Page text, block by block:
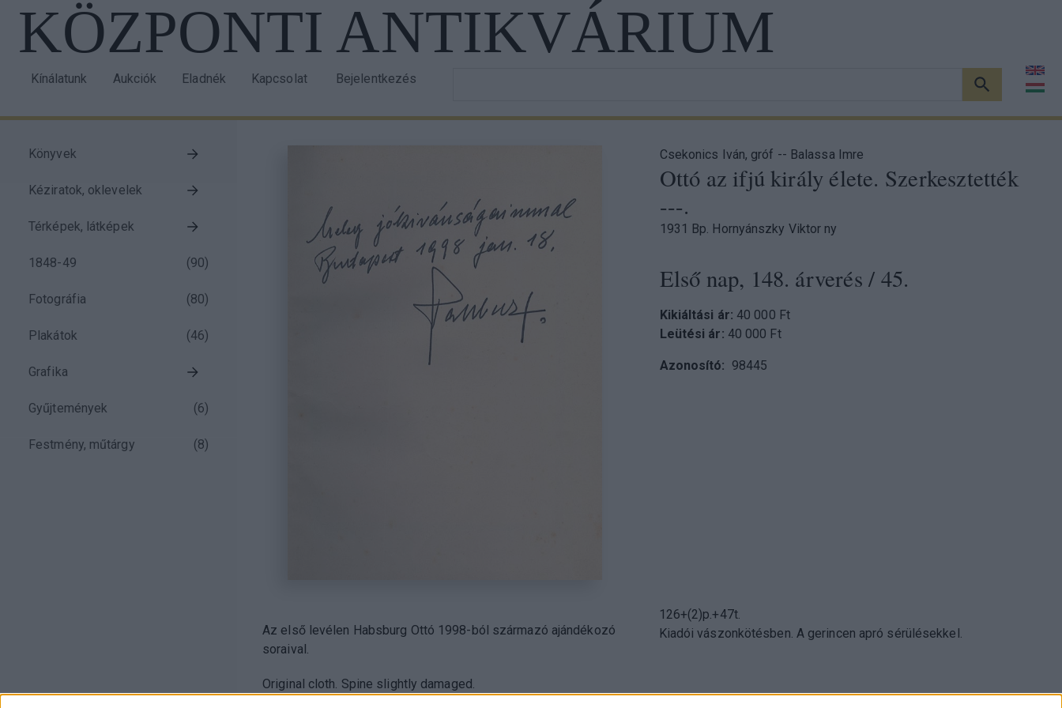
Ugrás
tartalomra
KÖZPONTI ANTIKVÁRIUM
navigation
Kínálatunk Aukciók Eladnék Kapcsolat
account
menu
Bejelentkezés
a
KERESÉS
block
Könyvek
Kéziratok, oklevelek
Térképek, látképek
1848-49 (90)
Fotográfia (80)
Plakátok (46)
Grafika
Gyűjtemények (6)
Festmény, műtárgy (8)
Csekonics Iván, gróf -- Balassa Imre
Ottó az ifjú király élete. Szerkesztették
---.
1931 Bp. Hornyánszky Viktor ny
Első nap, 148. árverés / 45.
Kikiáltási ár: 40 000 Ft
Leütési ár: 40 000 Ft
Azonosító 98445
Az első levélen Habsburg Ottó 1998-ból származó ajándékozó
soraival.
Original cloth. Spine slightly damaged.
126+(2)p.+47t.
Kiadói vászonkötésben. A gerincen apró sérülésekkel.